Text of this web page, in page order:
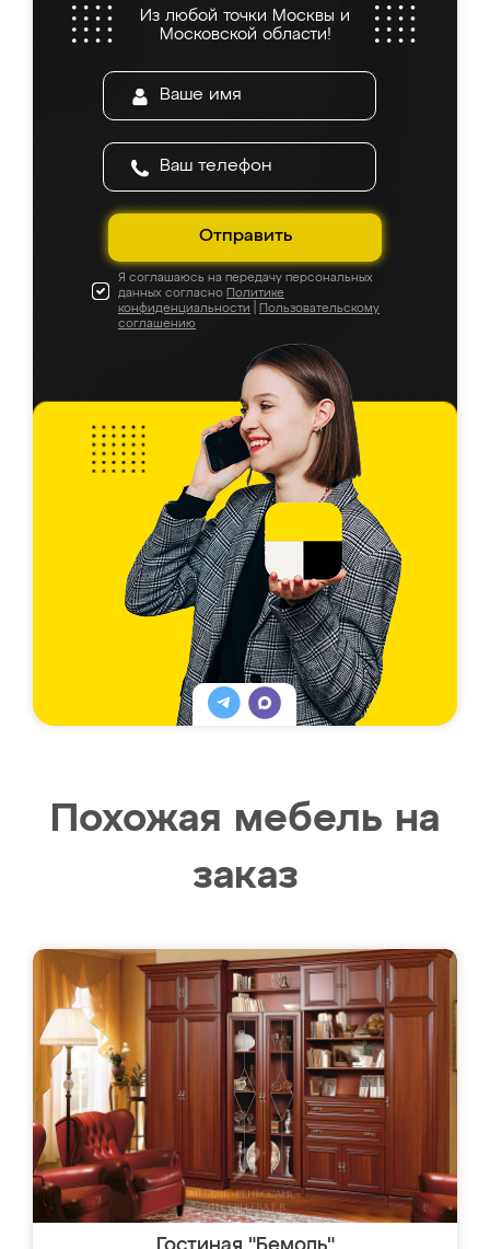
Из любой точки Москвы и
Московской области!
Отправить
Я соглашаюсь на передачу персональных
данных согласно Политике
конфиденциальности
Пользовательскому
соглашению
Похожая мебель на
заказ